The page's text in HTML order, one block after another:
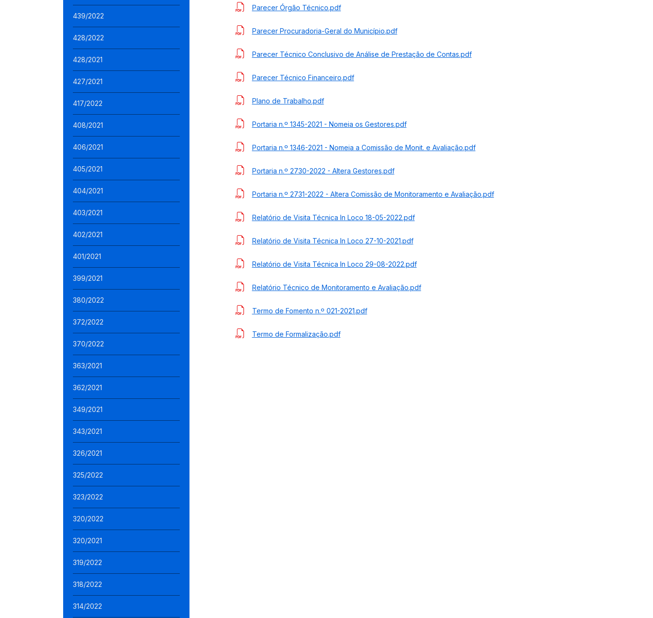
439/2022
428/2022
428/2021
427/2021
417/2022
408/2021
406/2021
405/2021
404/2021
403/2021
402/2021
401/2021
399/2021
380/2022
372/2022
370/2022
363/2021
362/2021
349/2021
343/2021
326/2021
325/2022
323/2022
320/2022
320/2021
319/2022
318/2022
314/2022
Parecer Órgão Técnico.pdf
Parecer Procuradoria-Geral do Município.pdf
Parecer Técnico Conclusivo de Análise de Prestação de Contas.pdf
Parecer Técnico Financeiro.pdf
Plano de Trabalho.pdf
Portaria n.º 1345-2021 - Nomeia os Gestores.pdf
Portaria n.º 1346-2021 - Nomeia a Comissão de Monit. e Avaliação.pdf
Portaria n.º 2730-2022 - Altera Gestores.pdf
Portaria n.º 2731-2022 - Altera Comissão de Monitoramento e Avaliação.pdf
Relatório de Visita Técnica In Loco 18-05-2022.pdf
Relatório de Visita Técnica In Loco 27-10-2021.pdf
Relatório de Visita Técnica In Loco 29-08-2022.pdf
Relatório Técnico de Monitoramento e Avaliação.pdf
Termo de Fomento n.º 021-2021.pdf
Termo de Formalização.pdf